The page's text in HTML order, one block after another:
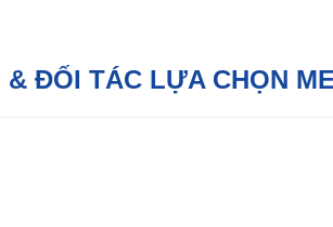
ĐỐI TÁC LỰA CHỌN